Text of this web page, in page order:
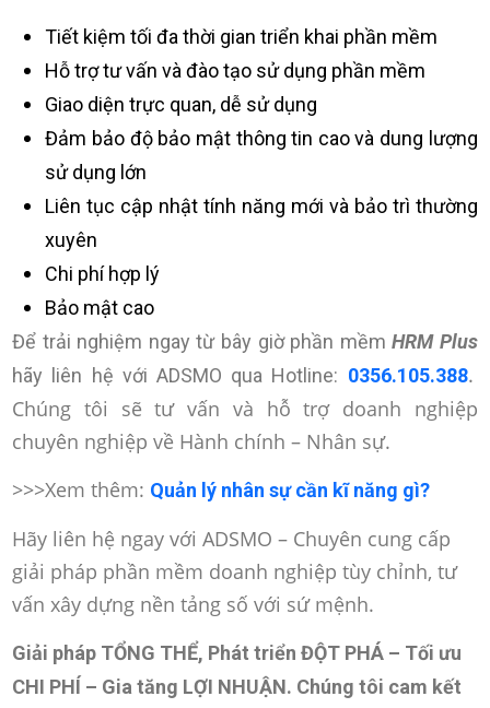
Tiết kiệm tối đa thời gian triển khai phần mềm
Hỗ trợ tư vấn và đào tạo sử dụng phần mềm
Giao diện trực quan, dễ sử dụng
Đảm bảo độ bảo mật thông tin cao và dung lượng
sử dụng lớn
Liên tục cập nhật tính năng mới và bảo trì thường
xuyên
Chi phí hợp lý
Bảo mật cao
Để trải nghiệm ngay từ bây giờ phần mềmHRM Plus
hãy liên hệ với ADSMO qua Hotline: 0356.105.388.
Chúng tôi sẽ tư vấn và hỗ trợ doanh nghiệp
chuyên nghiệp về Hành chính – Nhân sự.
>>>Xem thêm: Quản lý nhân sự cần kĩ năng gì?
Hãy liên hệ ngay với ADSMO – Chuyên cung cấp
giải pháp phần mềm doanh nghiệp tùy chỉnh, tư
vấn xây dựng nền tảng số với sứ mệnh.
Giải pháp TỔNG THỂ, Phát triển ĐỘT PHÁ – Tối ưu
CHI PHÍ – Gia tăng LỢI NHUẬN. Chúng tôi cam kết